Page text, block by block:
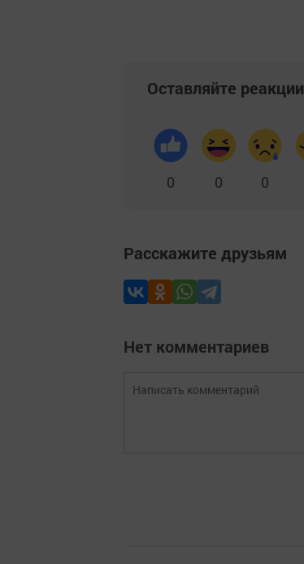
Оставляйте реакции
0 0 0
Расскажите друзьям
Нет комментариев